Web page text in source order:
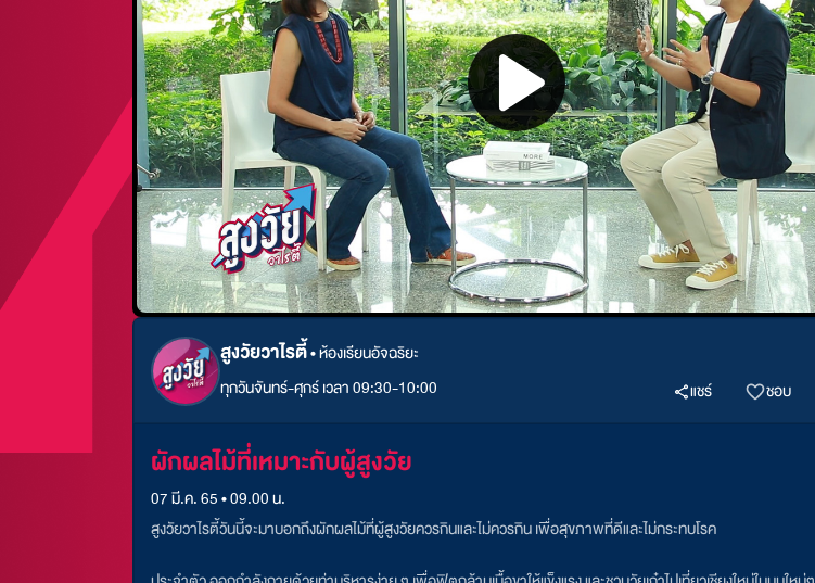
สูงวัยวาไรตี้•ห้องเรียนอัจฉริยะ
ทุกวันจันทร์-ศุกร์ เวลา 09:30-10:00
แชร์ ชอบ
ผักผลไม้ที่เหมาะกับผู้สูงวัย
07 มี.ค. 65 • 09.00 น.
สูงวัยวาไรตี้วันนี้จะมาบอกถึงผักผลไม้ที่ผู้สูงวัยควรกินและไม่ควรกิน เพื่อสุขภาพที่ดีและไม่กระทบโรค